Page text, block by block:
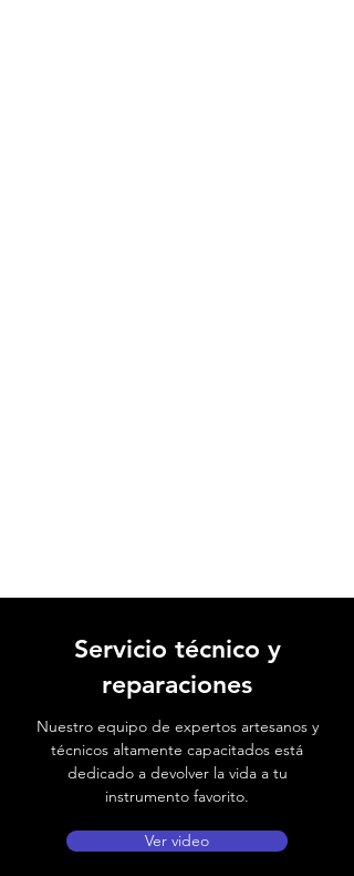
Servicio técnico y
reparaciones
Nuestro equipo de expertos artesanos y
técnicos altamente capacitados está
dedicado a devolver la vida a tu
instrumento favorito.
Ver video